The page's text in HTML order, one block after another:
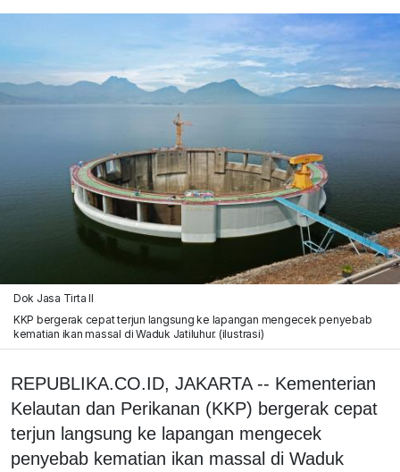
Dok Jasa Tirta II
KKP bergerak cepat terjun langsung ke lapangan mengecek penyebab
kematian ikan massal di Waduk Jatiluhur. (ilustrasi)
REPUBLIKA.CO.ID, JAKARTA -- Kementerian
Kelautan dan Perikanan (KKP) bergerak cepat
terjun langsung ke lapangan mengecek
penyebab kematian ikan massal di Waduk